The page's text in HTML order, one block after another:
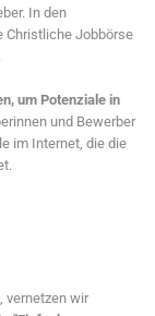
In den
Christliche Jobbörse
um Potenziale in
und Bewerber
im Internet, die die
, vernetzen wir